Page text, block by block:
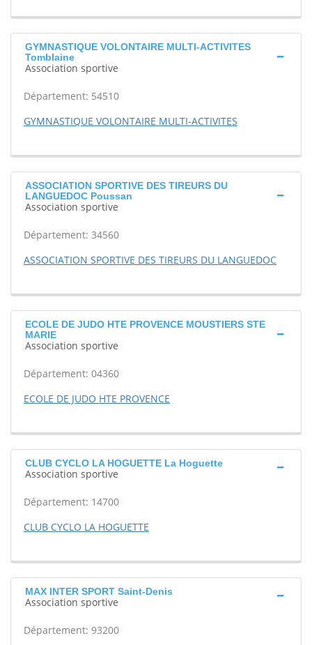
GYMNASTIQUE VOLONTAIRE MULTI-ACTIVITES
Tomblaine
Association sportive
Département: 54510
GYMNASTIQUE VOLONTAIRE MULTI-ACTIVITES
ASSOCIATION SPORTIVE DES TIREURS DU
LANGUEDOC Poussan
Association sportive
Département: 34560
ASSOCIATION SPORTIVE DES TIREURS DU LANGUEDOC
ECOLE DE JUDO HTE PROVENCE MOUSTIERS STE
MARIE
Association sportive
Département: 04360
ECOLE DE JUDO HTE PROVENCE
CLUB CYCLO LA HOGUETTE La Hoguette
Association sportive
Département: 14700
CLUB CYCLO LA HOGUETTE
MAX INTER SPORT Saint-Denis
Association sportive
Département: 93200